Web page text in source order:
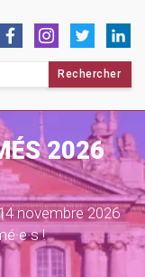
2026
novembre 2026
!